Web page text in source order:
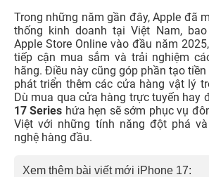
Trong những năm gần đây, Apple đã
thống kinh doanh tại Việt Nam,
Apple Store Online vào đầu năm
tiếp cận mua sắm và trải nghiệm
hãng. Điều này cũng góp phần tạo
phát triển thêm các cửa hàng vật lý
Dù mua qua cửa hàng trực tuyến hay
17 Series hứa hẹn sẽ sớm phục vụ
Việt với những tính năng đột phá
nghệ hàng đầu.
Xem thêm bài viết mới iPhone 17: